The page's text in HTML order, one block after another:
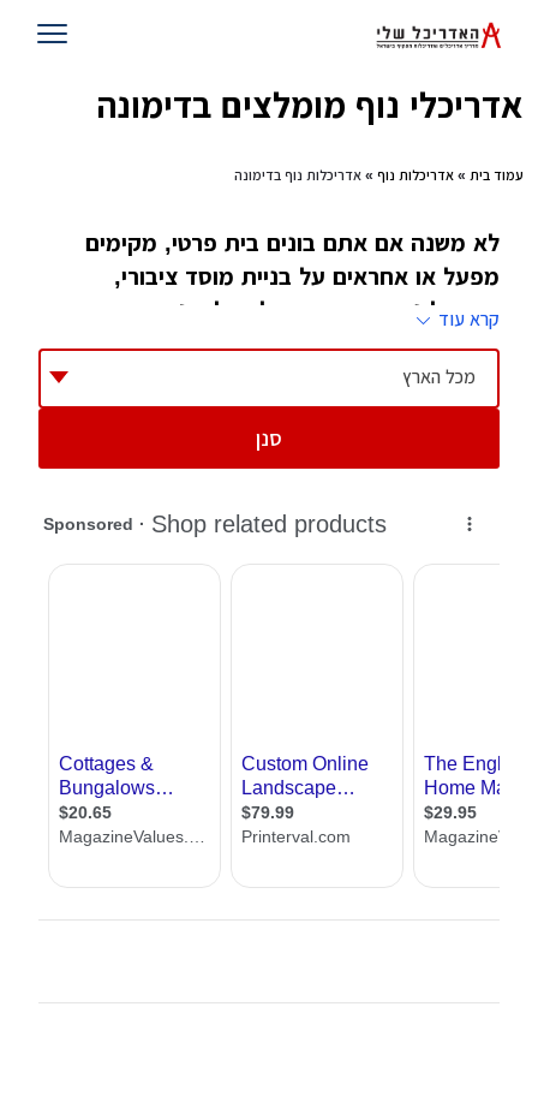
אדריכלי נוף מומלצים בדימונה
עמוד בית » אדריכלות נוף » אדריכלות נוף בדימונה
לא משנה אם אתם בונים בית פרטי, מקימים
מפעל או אחראים על בניית מוסד ציבורי,
אדריכל נוף הוא האיש שלכם לארגון ועיצוב
הרקע, התפאורה, או מה שהוא ואתם תקראו לו
הנוף של המקום
הרבה שואלים, מה ההבדל בין אדריכלות נוף
לגנן. ובכן, למרות שלכאורה אדריכל נוף נוגע גם
בזה וגם בזה, עדיין יש הבדל והוא טמון בעובדה
שאדריכל נוף נוגע בשני הדברים בצורה ייחודית.
תואר שני ולהתמחות במקצוע זה
אנחנו באתר האדריכל שלי, מציעים לכם להכיר
עשרות אדריכלי נוף מכל רחבי הארץ, אשר התמחו
במקצוע בעולם, כולל בישראל. בנוסף אנחנו
קרא עוד
מכל הארץ
סנן